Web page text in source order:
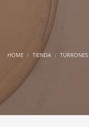
HOME TIENDA TURRONES